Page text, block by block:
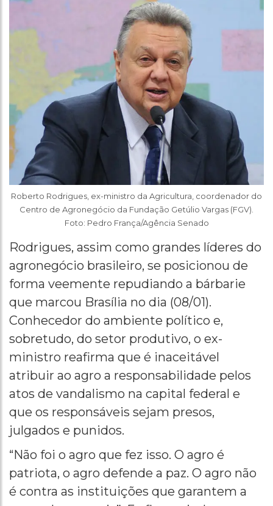
Roberto Rodrigues, ex-ministro da Agricultura, coordenador do
Centro de Agronegócio da Fundação Getúlio Vargas (FGV).
Foto: Pedro França/Agência Senado
Rodrigues, assim como grandes líderes do
agronegócio brasileiro, se posicionou de
forma veemente repudiando a bárbarie
que marcou Brasília no dia (08/01).
Conhecedor do ambiente político e,
sobretudo, do setor produtivo, o ex-
ministro reafirma que é inaceitável
atribuir ao agro a responsabilidade pelos
atos de vandalismo na capital federal e
que os responsáveis sejam presos,
julgados e punidos.
“Não foi o agro que fez isso. O agro é
patriota, o agro defende a paz. O agro não
é contra as instituições que garantem a